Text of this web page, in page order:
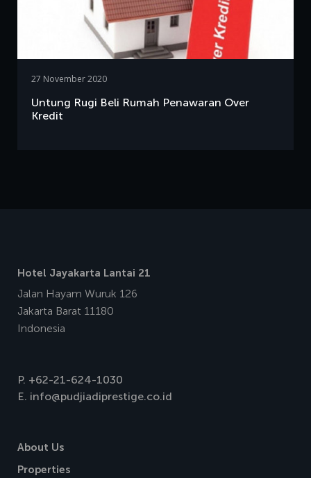
27 November 2020
Untung Rugi Beli Rumah Penawaran Over
Kredit
Hotel Jayakarta Lantai 21
Jalan Hayam Wuruk 126
Jakarta Barat 11180
Indonesia
P. +62-21-624-1030
E. info@pudjiadiprestige.co.id
About Us
Properties